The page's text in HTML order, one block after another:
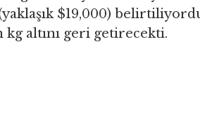
$19,000)
kg altını geri getirecekti.